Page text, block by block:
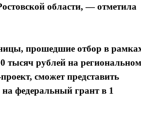
области, — отметила
прошедшие отбор в
тысяч рублей на региональном
сможет представить
на федеральный грант в 1